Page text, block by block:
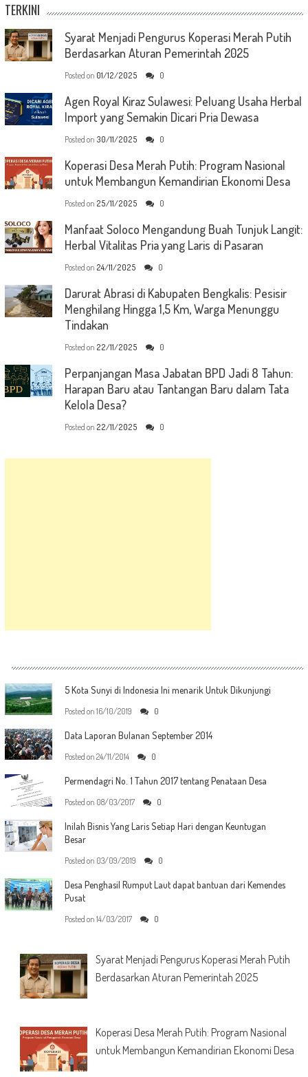
TERKINI
Syarat Menjadi Pengurus Koperasi Merah Putih
Berdasarkan Aturan Pemerintah 2025
Posted on 01/12/2025 0
Agen Royal Kiraz Sulawesi: Peluang Usaha Herbal
Import yang Semakin Dicari Pria Dewasa
Posted on 30/11/2025 0
Koperasi Desa Merah Putih: Program Nasional
untuk Membangun Kemandirian Ekonomi Desa
Posted on 25/11/2025 0
Manfaat Soloco Mengandung Buah Tunjuk Langit:
Herbal Vitalitas Pria yang Laris di Pasaran
Posted on 24/11/2025 0
Darurat Abrasi di Kabupaten Bengkalis: Pesisir
Menghilang Hingga 1,5 Km, Warga Menunggu
Tindakan
Posted on 22/11/2025 0
Perpanjangan Masa Jabatan BPD Jadi 8 Tahun:
Harapan Baru atau Tantangan Baru dalam Tata
Kelola Desa?
Posted on 22/11/2025 0
5 Kota Sunyi di Indonesia Ini menarik Untuk Dikunjungi
Posted on 16/10/2019 0
Data Laporan Bulanan September 2014
Posted on 24/11/2014 0
Permendagri No. 1 Tahun 2017 tentang Penataan Desa
Posted on 08/03/2017 0
Inilah Bisnis Yang Laris Setiap Hari dengan Keuntugan
Besar
Posted on 03/09/2019 0
Desa Penghasil Rumput Laut dapat bantuan dari Kemendes
Pusat
Posted on 14/03/2017 0
Syarat Menjadi Pengurus Koperasi Merah Putih
Berdasarkan Aturan Pemerintah 2025
Koperasi Desa Merah Putih: Program Nasional
untuk Membangun Kemandirian Ekonomi Desa